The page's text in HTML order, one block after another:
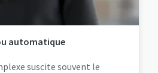
automatique
suscite souvent le